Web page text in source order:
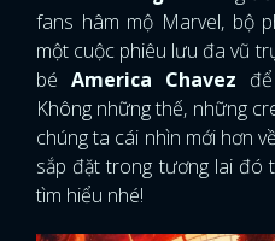
fans hâm mộ Marvel, bộ
một cuộc phiêu lưu đa vũ
bé America Chavez
Không những thế, những
chúng ta cái nhìn mới hơn
sắp đặt trong tương lai đó
tìm hiểu nhé!